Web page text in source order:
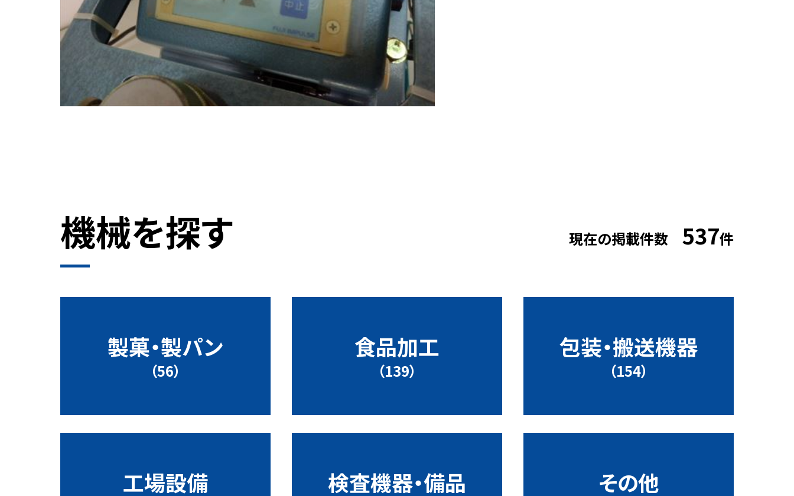
機械を探す 現在の掲載件数 537件
製菓・製パン
（56）
食品加工
（139）
包装・搬送機器
（154）
工場設備 検査機器・備品 その他